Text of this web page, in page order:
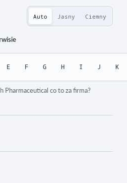
Auto Jasny Ciemny
E F G H I J K
Pharmaceutical co to za firma?